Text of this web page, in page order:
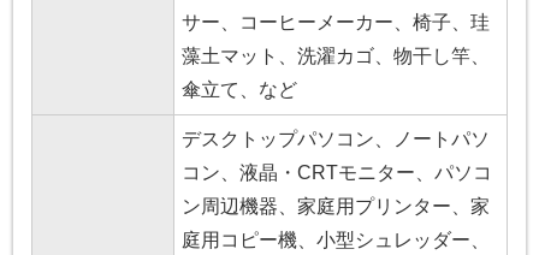
サー、コーヒーメーカー、椅子、珪
藻土マット、洗濯カゴ、物干し竿、
傘立て、など
デスクトップパソコン、ノートパソ
コン、液晶・CRTモニター、パソコ
ン周辺機器、家庭用プリンター、家
庭用コピー機、小型シュレッダー、